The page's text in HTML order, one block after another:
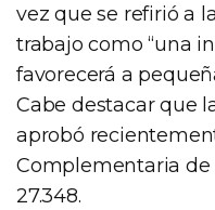
vez que se refirió a
trabajo como “una
favorecerá a
Cabe destacar que
aprobó
Complementaria de
27.348.